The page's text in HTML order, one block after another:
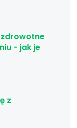
- jak je
z